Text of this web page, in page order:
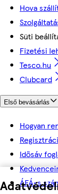
Hova
Süti
Fizetési
Tesco.hu
Clubcard
Első bevásárlás
Hogyan
Idősáv
ÁFÁ-s